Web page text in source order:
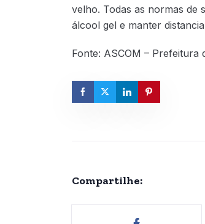
velho. Todas as normas de
álcool gel e manter
Fonte: ASCOM – Prefeitura
Compartilhe: